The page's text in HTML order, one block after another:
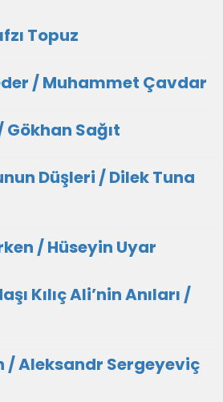
Topuz
/ Muhammet Çavdar
Gökhan Sağıt
Düşleri / Dilek Tuna
/ Hüseyin Uyar
Kılıç Ali’nin Anıları /
/ Aleksandr Sergeyeviç